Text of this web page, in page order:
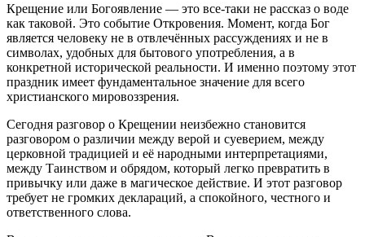
Крещение или Богоявление — это все-таки не рассказ о воде
как таковой. Это событие Откровения. Момент, когда Бог
является человеку не в отвлечённых рассуждениях и не в
символах, удобных для бытового употребления, а в
конкретной исторической реальности. И именно поэтому этот
праздник имеет фундаментальное значение для всего
христианского мировоззрения.
Сегодня разговор о Крещении неизбежно становится
разговором о различии между верой и суеверием, между
церковной традицией и её народными интерпретациями,
между Таинством и обрядом, который легко превратить в
привычку или даже в магическое действие. И этот разговор
требует не громких деклараций, а спокойного, честного и
ответственного слова.